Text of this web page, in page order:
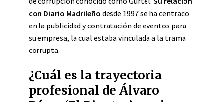
con Diario Madrileño desde 1997 se ha centrado
en la publicidad y contratación de eventos para
su empresa, la cual estaba vinculada a la trama
corrupta.
¿Cuál es la trayectoria
profesional de Álvaro